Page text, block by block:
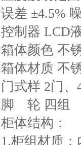
误差 ±4.5%
控制器 LCD
箱体颜色 不
箱体材质 不
门式样 2门
脚 轮 四组
柜体结构：
1.柜组材质